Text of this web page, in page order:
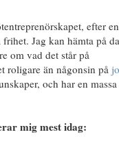
efter
Jag kan hämta på
om vad det står på
roligare än någonsin på
och har en
mig mest idag: